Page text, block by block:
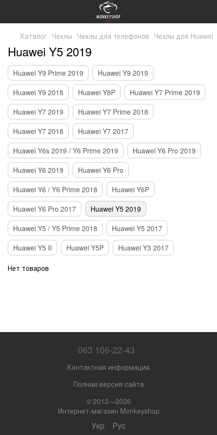
Каталог Чехлы Чехлы для телефонов Чехлы для Huawei
Huawei Y5 2019
Huawei Y9 Prime 2019
Huawei Y9 2019
Huawei Y9 2018
Huawei Y8P
Huawei Y7 Prime 2019
Huawei Y7 2019
Huawei Y7 Prime 2018
Huawei Y7 2018
Huawei Y7 2017
Huawei Y6s 2019 / Y6 Prime 2019
Huawei Y6 Pro 2019
Huawei Y6 2019
Huawei Y6 Pro
Huawei Y6 / Y6 Prime 2018
Huawei Y6P
Huawei Y6 Pro 2017
Huawei Y5 2019
Huawei Y5 / Y5 Prime 2018
Huawei Y5 2017
Huawei Y5 II
Huawei Y5P Huawei Y3 2017
Нет товаров
063 106-22-43
Контактная информация
Полная версия сайта
© 2012—2026
Интернет-магазин Monkeyshop
Укр Рус